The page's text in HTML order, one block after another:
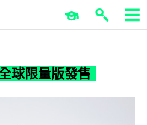
全球限量版發售
ERP 與商業 AI
球限量版發售